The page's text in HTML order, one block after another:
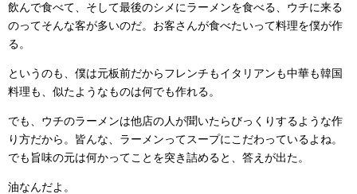
飲んで食べて、そして最後のシメにラーメンを食べる、ウチに来る
のってそんな客が多いのだ。お客さんが食べたいって料理を僕が作
る。
というのも、僕は元板前だからフレンチもイタリアンも中華も韓国
料理も、似たようなものは何でも作れる。
でも、ウチのラーメンは他店の人が聞いたらびっくりするような作
り方だから。皆んな、ラーメンってスープにこだわっているよね。
でも旨味の元は何かってことを突き詰めると、答えが出た。
油なんだよ。